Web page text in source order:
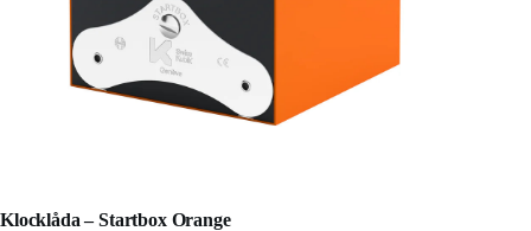
Klocklåda – Startbox Orange